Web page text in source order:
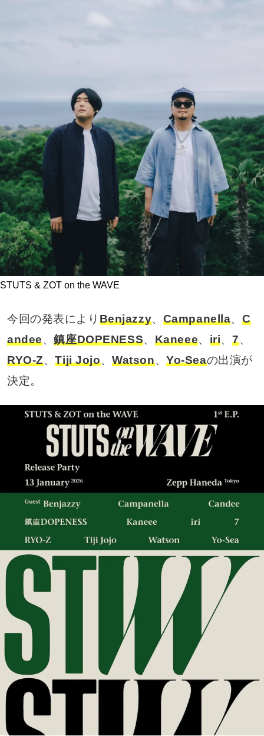
STUTS & ZOT on the WAVE
今回の発表により Benjazzy、 Campanella、C
andee、鎮座DOPENESS、 Kaneee、 iri、7、
RYO-Z、Tiji Jojo、Watson、Yo-Seaの出演が
決定。